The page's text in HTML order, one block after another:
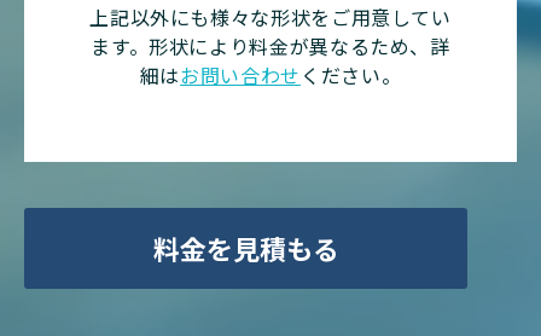
上記以外にも様々な形状をご用意してい
ます。形状により料金が異なるため、詳
細はお問い合わせ ください。
料金を見積もる